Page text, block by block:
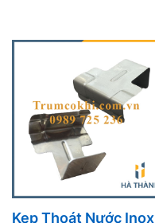
Kẹp Thoát Nước Inox